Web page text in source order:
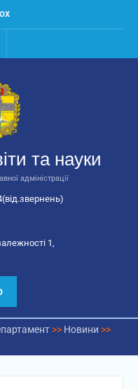
та науки
адміністрації
1,
>> Новини >>